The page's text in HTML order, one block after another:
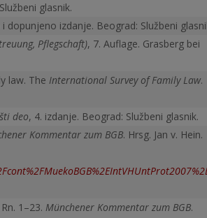
glasnik.
dopunjeno izdanje. Beograd: Službeni
Pflegschaft), 7. Auflage. Grasberg bei
law. The International Survey of Family Law.
deo, 4. izdanje. Beograd: Službeni glasnik.
Kommentar zum BGB. Hrsg. Jan v. Hein.
1–23. Münchener Kommentar zum BGB.